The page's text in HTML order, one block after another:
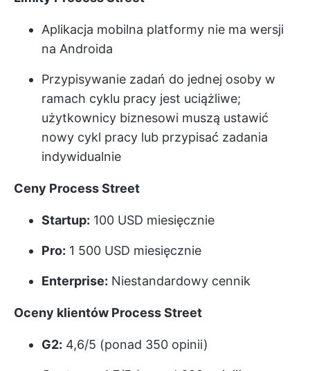
Aplikacja mobilna platformy nie ma wersji
na Androida
Przypisywanie zadań do jednej osoby w
ramach cyklu pracy jest uciążliwe;
użytkownicy biznesowi muszą ustawić
nowy cykl pracy lub przypisać zadania
indywidualnie
Ceny Process Street
Startup: 100 USD miesięcznie
Pro: 1 500 USD miesięcznie
Enterprise: Niestandardowy cennik
Oceny klientów Process Street
G2: 4,6/5 (ponad 350 opinii)